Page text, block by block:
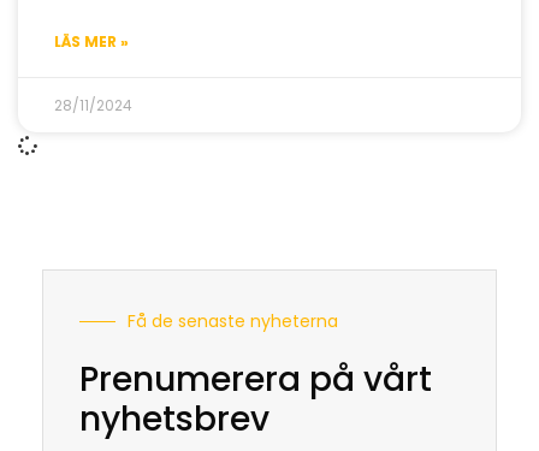
LÄS MER »
28/11/2024
Få de senaste nyheterna
Prenumerera på vårt
nyhetsbrev